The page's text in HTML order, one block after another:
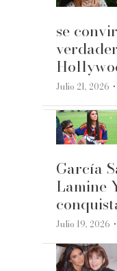
se
Julio 21, 2026
García
Lamine
Julio 19, 2026